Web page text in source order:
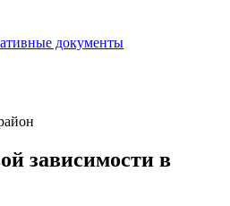
документы
зависимости в